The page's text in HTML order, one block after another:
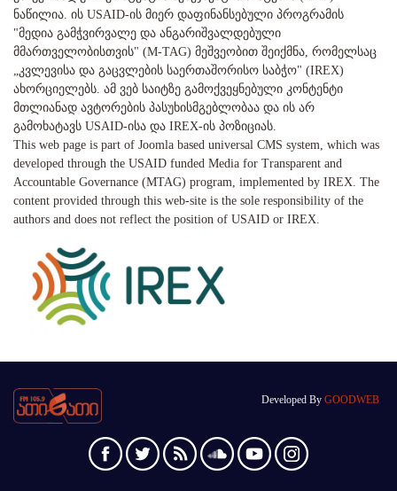
ნაწილია. ის USAID-ის მიერ დაფინანსებული პროგრამის
"მედია გამჭვირვალე და ანგარიშვალდებული
მმართველობისთვის" (M-TAG) მეშვეობით შეიქმნა, რომელსაც
„კვლევისა და გაცვლების საერთაშორისო საბჭო" (IREX)
ახორციელებს. ამ ვებ საიტზე გამოქვეყნებული კონტენტი
მთლიანად ავტორების პასუხისმგებლობაა და ის არ
გამოხატავს USAID-ისა და IREX-ის პოზიციას.
This web page is part of Joomla based universal CMS system, which was
developed through the USAID funded Media for Transparent and
Accountable Governance (MTAG) program, implemented by IREX. The
content provided through this web-site is the sole responsibility of the
authors and does not reflect the position of USAID or IREX.
Developed By GOODWEB